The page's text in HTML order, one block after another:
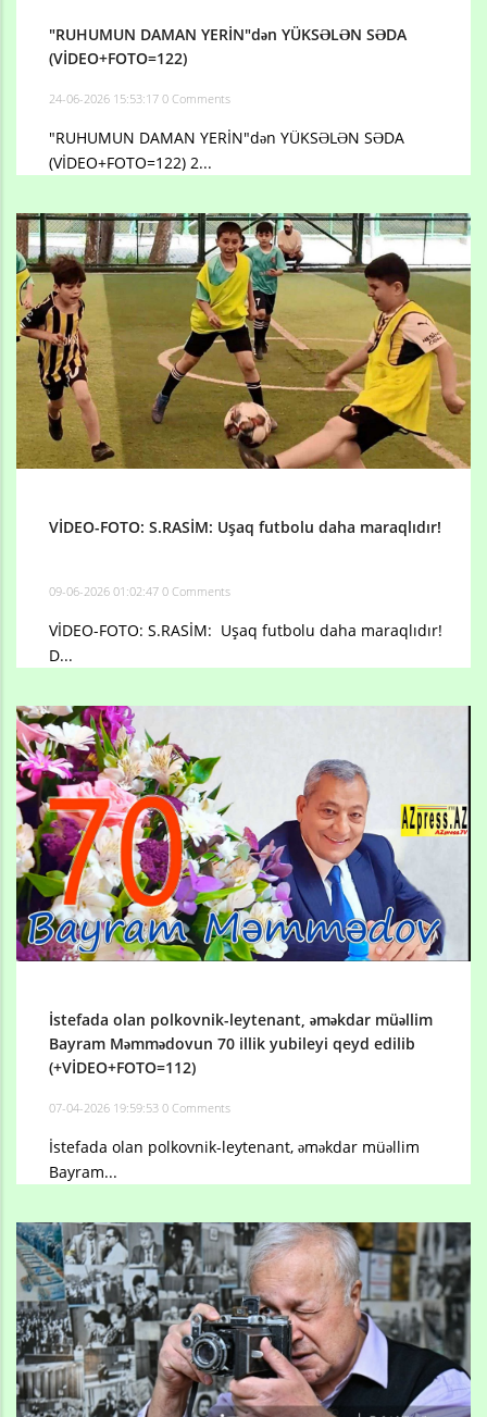
"RUHUMUN DAMAN YERİN"dən YÜKSƏLƏN SƏDA
(VİDEO+FOTO=122)
24-06-2026 15:53:17 0 Comments
"RUHUMUN DAMAN YERİN"dən YÜKSƏLƏN SƏDA
(VİDEO+FOTO=122) 2...
VİDEO-FOTO: S.RASİM: Uşaq futbolu daha maraqlıdır!
09-06-2026 01:02:47 0 Comments
VİDEO-FOTO: S.RASİM: Uşaq futbolu daha maraqlıdır!
D...
İstefada olan polkovnik-leytenant, əməkdar müəllim
Bayram Məmmədovun 70 illik yubileyi qeyd edilib
(+VİDEO+FOTO=112)
07-04-2026 19:59:53 0 Comments
İstefada olan polkovnik-leytenant, əməkdar müəllim
Bayram...